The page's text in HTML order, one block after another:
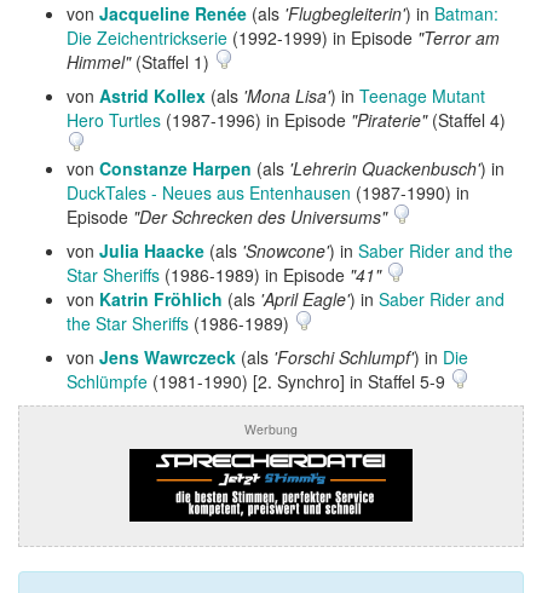
von Jacqueline Renée (als 'Flugbegleiterin') in Batman:
Die Zeichentrickserie (1992-1999) in Episode "Terror am
Himmel"(Staffel 1)
von Astrid Kollex (als 'Mona Lisa') in Teenage Mutant
Hero Turtles (1987-1996) in Episode "Piraterie"(Staffel 4)
von Constanze Harpen (als 'Lehrerin Quackenbusch') in
DuckTales - Neues aus Entenhausen (1987-1990) in
Episode "Der Schrecken des Universums"
von Julia Haacke (als 'Snowcone') in Saber Rider and the
Star Sheriffs (1986-1989) in Episode "41"
von Katrin Fröhlich (als 'April Eagle') in Saber Rider and
the Star Sheriffs (1986-1989)
von Jens Wawrczeck (als 'Forschi Schlumpf') in Die
Schlümpfe (1981-1990) [2. Synchro] in Staffel 5-9
Werbung